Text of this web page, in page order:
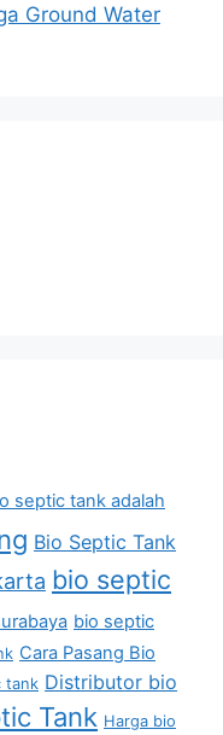
Ground Water
septic tank adalah
Bio Septic Tank
bio septic
bio septic
Cara Pasang Bio
tank Distributor bio
Tank Harga bio